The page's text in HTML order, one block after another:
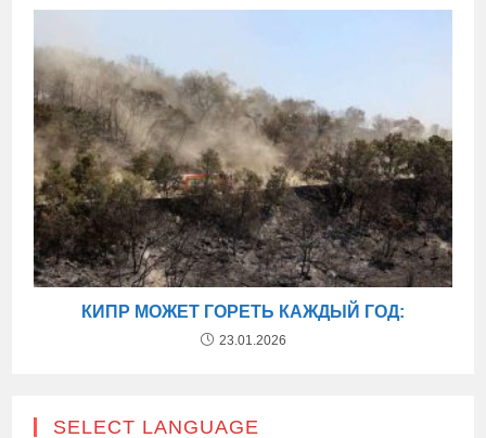
КИПР МОЖЕТ ГОРЕТЬ КАЖДЫЙ ГОД:
23.01.2026
SELECT LANGUAGE